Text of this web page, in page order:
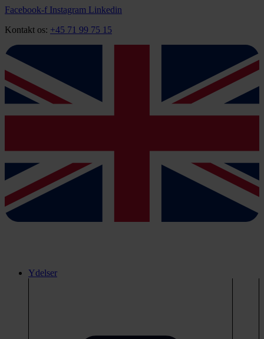
Videre
indhold
Facebook-f Instagram Linkedin
Kontakt os: +45 71 99 75 15
Ydelser